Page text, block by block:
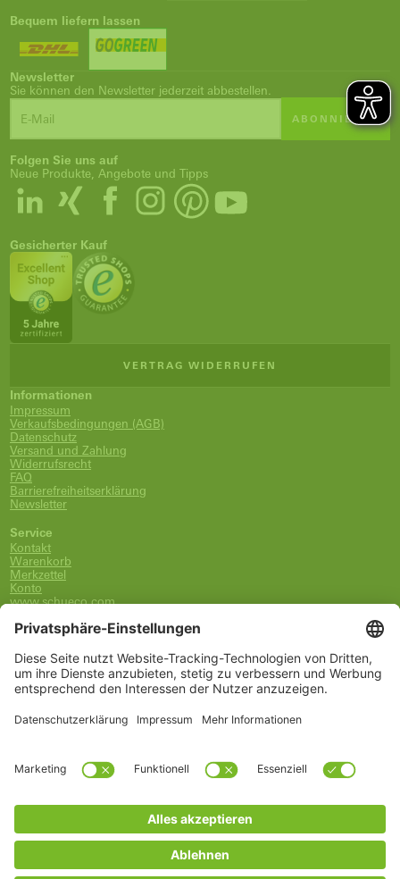
Bequem liefern lassen
Newsletter
Sie können den Newsletter jederzeit abbestellen.
ABONNIEREN
Folgen Sie uns auf
Neue Produkte, Angebote und Tipps
Gesicherter Kauf
VERTRAG WIDERRUFEN
Informationen
Impressum
Verkaufsbedingungen (AGB)
Datenschutz
Versand und Zahlung
Widerrufsrecht
FAQ
Barrierefreiheitserklärung
Newsletter
Service
Kontakt
Warenkorb
Merkzettel
Konto
www.schueco.com
0800-400-4007
kostenlos aus dem dt. Festnetz
Unsere Marken
Alle Marken
Schüco International KG
Kategorien
Griffe
Wartung, Pflege und Lüftung
Einbruchschutz
FSB Griffe
Arbeitszubehör